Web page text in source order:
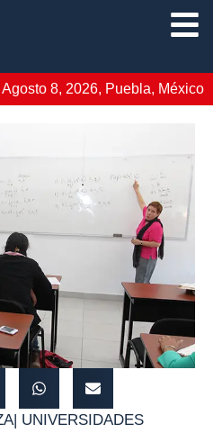
Agosto 8, 2026, Puebla, México
| UNIVERSIDADES